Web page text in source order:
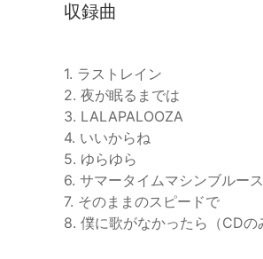
収録曲
1. ラストレイン
2. 夜が眠るまでは
3. LALAPALOOZA
4. いいからね
5. ゆらゆら
6. サマータイムマシンブルース
7. そのままのスピードで
8. 僕に歌がなかったら（CDの